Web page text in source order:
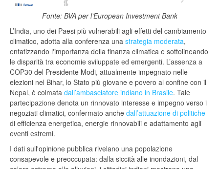
Fonte: BVA per l’European Investment Bank
L’India, uno dei Paesi più vulnerabili agli effetti del cambiamento
climatico, adotta alla conferenza una strategia moderata,
enfatizzando l'importanza della finanza climatica e sottolineando
le disparità tra economie sviluppate ed emergenti. L’assenza a
COP30 del Presidente Modi, attualmente impegnato nelle
elezioni nel Bihar, lo Stato più giovane e povero al confine con il
Nepal, è colmata dall’ambasciatore indiano in Brasile. Tale
partecipazione denota un rinnovato interesse e impegno verso i
negoziati climatici, confermato anche dall’attuazione di politiche
di efficienza energetica, energie rinnovabili e adattamento agli
eventi estremi.
I dati sull'opinione pubblica rivelano una popolazione
consapevole e preoccupata: dalla siccità alle inondazioni, dal